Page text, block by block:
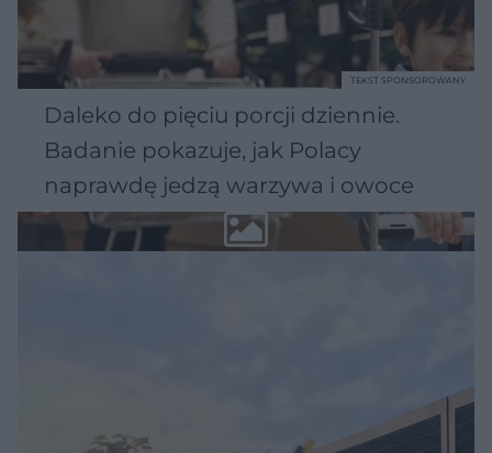
Daleko do pięciu porcji dziennie.
Badanie pokazuje, jak Polacy
naprawdę jedzą warzywa i owoce
TEKST SPONSOROWANY